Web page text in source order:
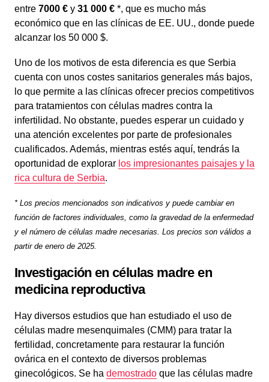
entre 7000 € y 31 000 € *, que es mucho más
económico que en las clínicas de EE. UU., donde puede
alcanzar los 50 000 $.
Uno de los motivos de esta diferencia es que Serbia
cuenta con unos costes sanitarios generales más bajos,
lo que permite a las clínicas ofrecer precios competitivos
para tratamientos con células madres contra la
infertilidad. No obstante, puedes esperar un cuidado y
una atención excelentes por parte de profesionales
cualificados. Además, mientras estés aquí, tendrás la
oportunidad de explorar los impresionantes paisajes y la
rica cultura de Serbia.
* Los precios mencionados son indicativos y puede cambiar en
función de factores individuales, como la gravedad de la enfermedad
y el número de células madre necesarias. Los precios son válidos a
partir de enero de 2025.
Investigación en células madre en
medicina reproductiva
Hay diversos estudios que han estudiado el uso de
células madre mesenquimales (CMM) para tratar la
fertilidad, concretamente para restaurar la función
ovárica en el contexto de diversos problemas
ginecológicos. Se ha demostrado que las células madre